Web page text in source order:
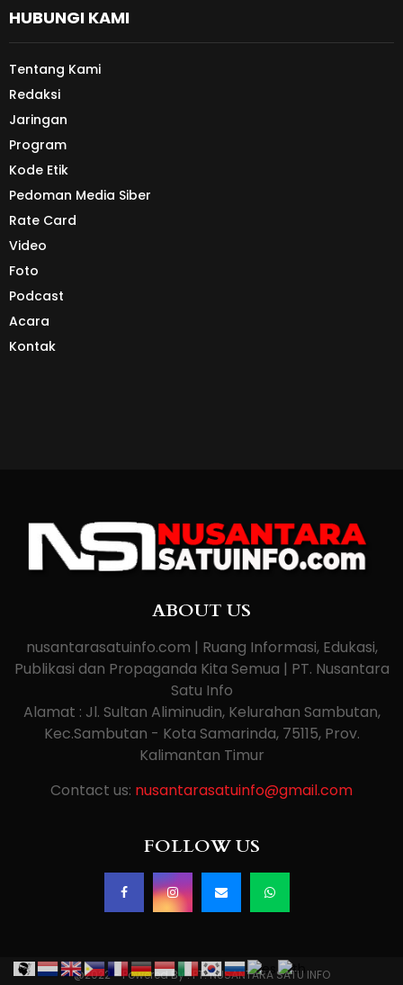
HUBUNGI KAMI
Tentang Kami
Redaksi
Jaringan
Program
Kode Etik
Pedoman Media Siber
Rate Card
Video
Foto
Podcast
Acara
Kontak
ABOUT US
nusantarasatuinfo.com | Ruang Informasi, Edukasi,
Publikasi dan Propaganda Kita Semua | PT. Nusantara
Satu Info
Alamat : Jl. Sultan Aliminudin, Kelurahan Sambutan,
Kec.Sambutan - Kota Samarinda, 75115, Prov.
Kalimantan Timur
Contact us: nusantarasatuinfo@gmail.com
FOLLOW US
@2022 - Powered By : PT. NUSANTARA SATU INFO